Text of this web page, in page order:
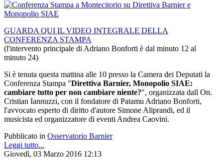
GUARDA QUI IL VIDEO INTEGRALE DELLA
CONFERENZA STAMPA
(l'intervento principale di Adriano Bonforti è dal minuto 12 al
minuto 24)
Si è tenuta questa mattina alle 10 presso la Camera dei Deputati la
Conferenza Stampa "Direttiva Barnier, Monopolio SIAE:
cambiare tutto per non cambiare niente?", organizzata dall On.
Cristian Iannuzzi, con il fondatore di Patamu Adriano Bonforti,
l'avvocato esperto di diritto d'autore Simone Aliprandi, ed il
musicista ed organizzatore di eventi Andrea Caovini.
Pubblicato in Osservatorio Barnier
Leggi tutto...
Giovedì, 03 Marzo 2016 12:13